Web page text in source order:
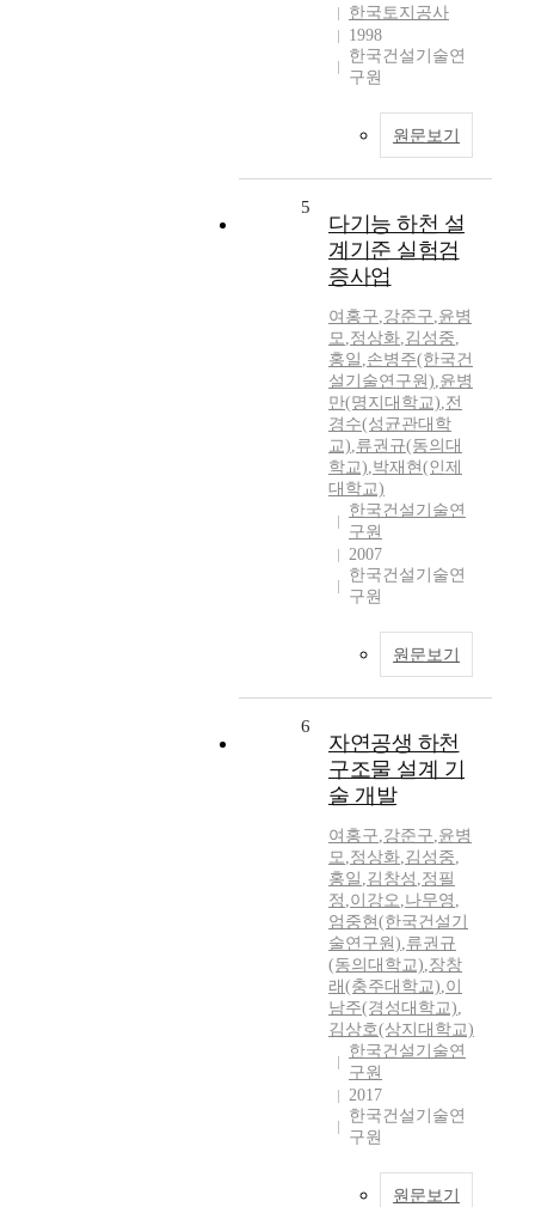
한국토지공사
1998
한국건설기술연
구원
원문보기
5
다기능 하천 설
계기준 실험검
증사업
여홍구,강준구,윤병
모,정상화,김성중,
홍일 ,손병주(한국건
설기술연구원),윤병
만(명지대학교),전
경수(성균관대학
교),류권규(동의대
학교),박재현(인제
대학교)
한국건설기술연
구원
2007
한국건설기술연
구원
원문보기
6
자연공생 하천
구조물 설계 기
술 개발
여홍구,강준구,윤병
모,정상화,김성중,
홍일 ,김창성 ,정필
정 ,이강오,나무영 ,
엄중현(한국건설기
술연구원),류권규
(동의대학교),장창
래(충주대학교),이
남주(경성대학교),
김상호(상지대학교)
한국건설기술연
구원
2017
한국건설기술연
구원
원문보기